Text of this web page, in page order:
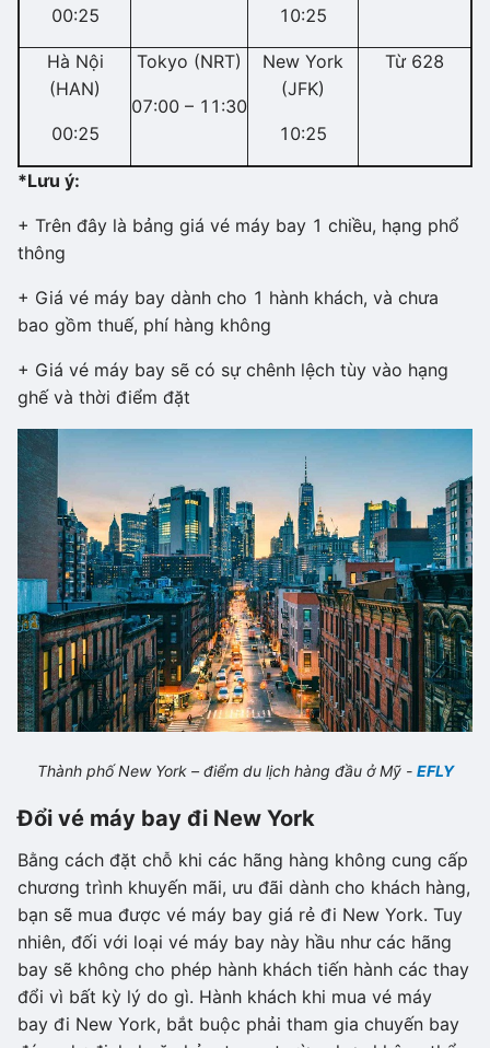
00:25 10:25
Hà Nội
(HAN)
00:25
Tokyo (NRT)
07:00 – 11:30
New York
(JFK)
10:25
Từ 628
*Lưu ý:
+ Trên đây là bảng giá vé máy bay 1 chiều, hạng phổ
thông
+ Giá vé máy bay dành cho 1 hành khách, và chưa
bao gồm thuế, phí hàng không
+ Giá vé máy bay sẽ có sự chênh lệch tùy vào hạng
ghế và thời điểm đặt
Thành phố New York – điểm du lịch hàng đầu ở Mỹ - EFLY
Đổi vé máy bay đi New York
Bằng cách đặt chỗ khi các hãng hàng không cung cấp
chương trình khuyến mãi, ưu đãi dành cho khách hàng,
bạn sẽ mua được vé máy bay giá rẻ đi New York. Tuy
nhiên, đối với loại vé máy bay này hầu như các hãng
bay sẽ không cho phép hành khách tiến hành các thay
đổi vì bất kỳ lý do gì. Hành khách khi mua vé máy
bay đi New York, bắt buộc phải tham gia chuyến bay